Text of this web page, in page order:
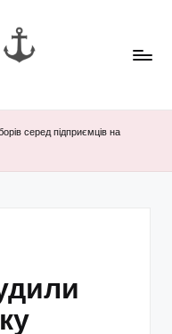
серед підприємців на